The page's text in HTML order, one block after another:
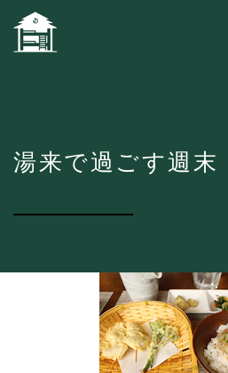
湯来で過ごす週末